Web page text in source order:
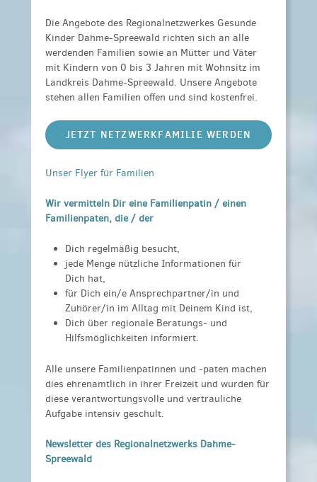
Die Angebote des Regionalnetzwerkes Gesunde
Kinder Dahme-Spreewald richten sich an alle
werdenden Familien sowie an Mütter und Väter
mit Kindern von 0 bis 3 Jahren mit Wohnsitz im
Landkreis Dahme-Spreewald. Unsere Angebote
stehen allen Familien offen und sind kostenfrei.
JETZT NETZWERKFAMILIE WERDEN
Unser Flyer für Familien
Wir vermitteln Dir eine Familienpatin / einen
Familienpaten, die / der
Dich regelmäßig besucht,
jede Menge nützliche Informationen für
Dich hat,
für Dich ein/e Ansprechpartner/in und
Zuhörer/in im Alltag mit Deinem Kind ist,
Dich über regionale Beratungs- und
Hilfsmöglichkeiten informiert.
Alle unsere Familienpatinnen und -paten machen
dies ehrenamtlich in ihrer Freizeit und wurden für
diese verantwortungsvolle und vertrauliche
Aufgabe intensiv geschult.
Newsletter des Regionalnetzwerks Dahme-
Spreewald